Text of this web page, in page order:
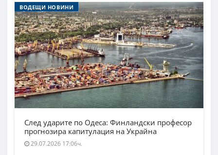
ВОДЕЩИ НОВИНИ
След ударите по Одеса: Финландски професор
прогнозира капитулация на Украйна
29.07.2026 17:06ч.